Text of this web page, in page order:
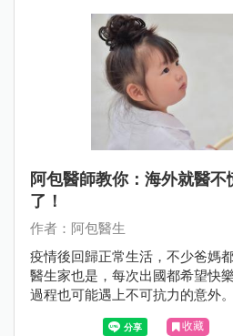
阿包醫師教你：海外就醫
了！
作者：阿包醫生
疫情後回歸正常生活，不少爸媽
醫生家也是，每次出國都希望快
過程也可能遇上不可抗力的意外。
收藏